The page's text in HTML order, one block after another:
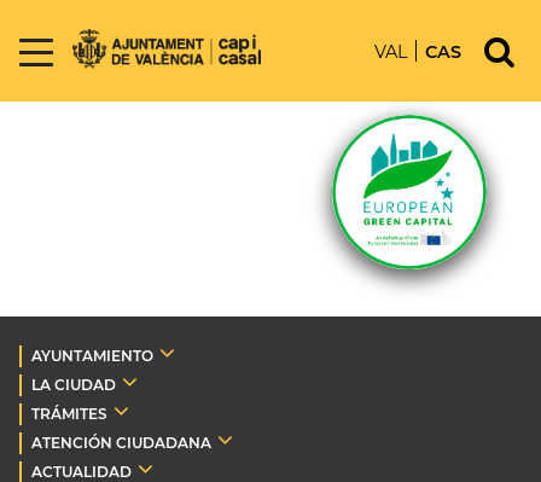
VAL CAS
AYUNTAMIENTO
LA CIUDAD
TRÁMITES
ATENCIÓN CIUDADANA
ACTUALIDAD